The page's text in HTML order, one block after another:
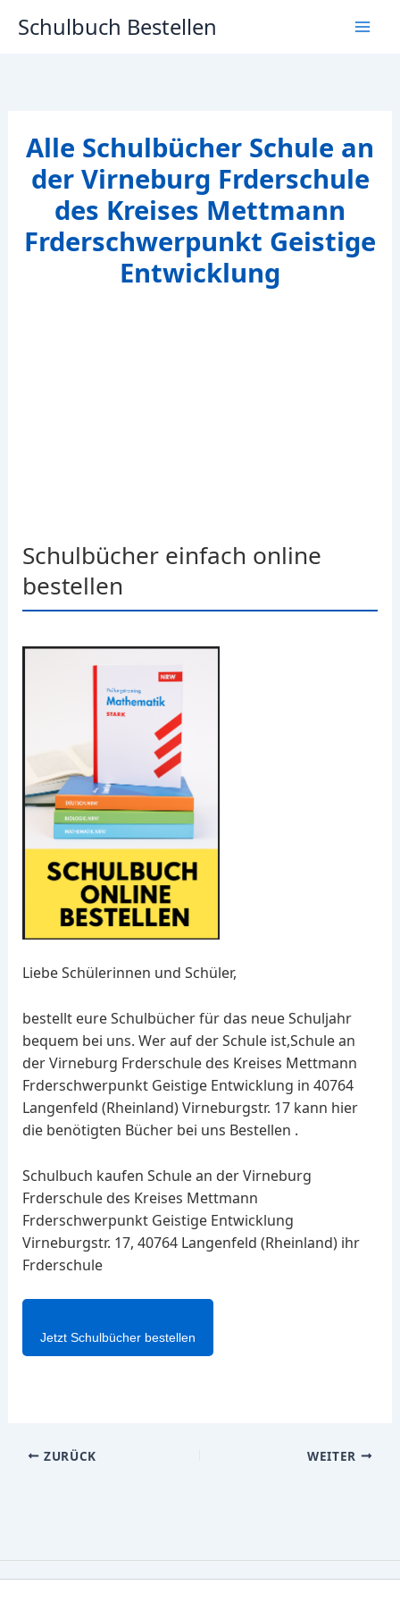
InhaltSchulbuch Bestellen
Alle Schulbücher Schule an
der Virneburg Frderschule
des Kreises Mettmann
Frderschwerpunkt Geistige
Entwicklung
Schulbücher einfach online
bestellen
Liebe Schülerinnen und Schüler,
bestellt eure Schulbücher für das neue Schuljahr
bequem bei uns. Wer auf der Schule ist,Schule an
der Virneburg Frderschule des Kreises Mettmann
Frderschwerpunkt Geistige Entwicklung in 40764
Langenfeld (Rheinland) Virneburgstr. 17 kann hier
die benötigten Bücher bei uns Bestellen .
Schulbuch kaufen Schule an der Virneburg
Frderschule des Kreises Mettmann
Frderschwerpunkt Geistige Entwicklung
Virneburgstr. 17, 40764 Langenfeld (Rheinland) ihr
Frderschule
Jetzt Schulbücher bestellen
ZURÜCK WEITER